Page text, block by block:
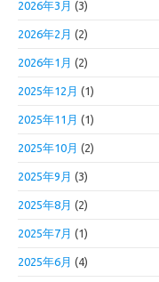
2026年3月 (3)
2026年2月 (2)
2026年1月 (2)
2025年12月 (1)
2025年11月 (1)
2025年10月 (2)
2025年9月 (3)
2025年8月 (2)
2025年7月 (1)
2025年6月 (4)